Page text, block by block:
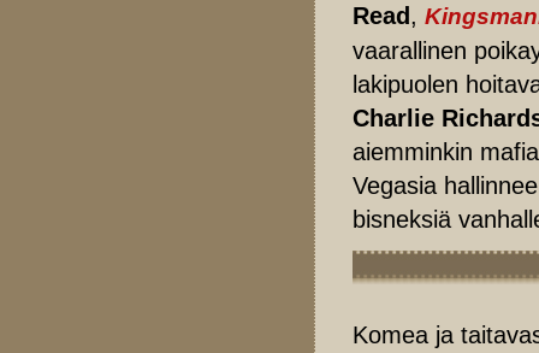
Read,
vaarallinen
lakipuolen
Charlie
aiemminkin
Vegasia
bisneksiä
Komea ja